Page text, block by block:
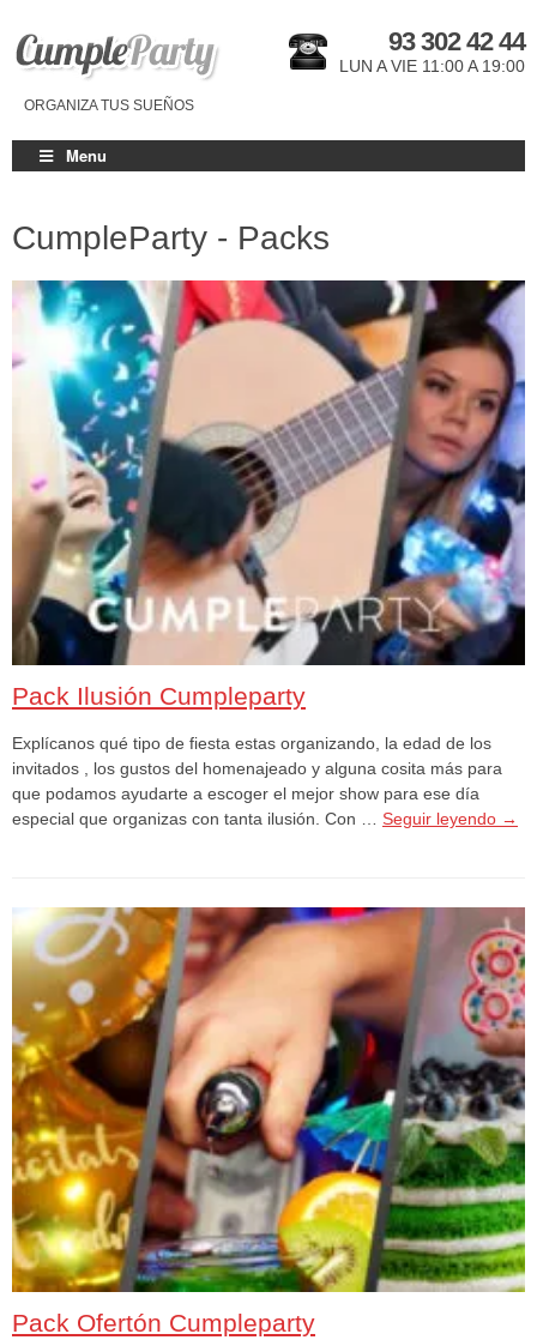
ORGANIZA TUS SUEÑOS
93 302 42 44
LUN A VIE 11:00 A 19:00
Menu
CumpleParty - Packs
Pack Ilusión Cumpleparty
Explícanos qué tipo de fiesta estas organizando, la edad de los
invitados , los gustos del homenajeado y alguna cosita más para
que podamos ayudarte a escoger el mejor show para ese día
especial que organizas con tanta ilusión. Con … Seguir leyendo →
Pack Ofertón Cumpleparty